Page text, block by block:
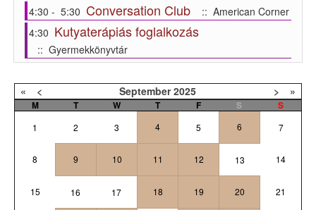
4:30 - 5:30 Conversation Club
:: American Corner
4:30 Kutyaterápiás foglalkozás
:: Gyermekkönyvtár
« < September 2025 > »
M T W T F S S
1 2 3 4 5 6 7
8 9 10 11 12 13 14
15 16 17 18 19 20 21